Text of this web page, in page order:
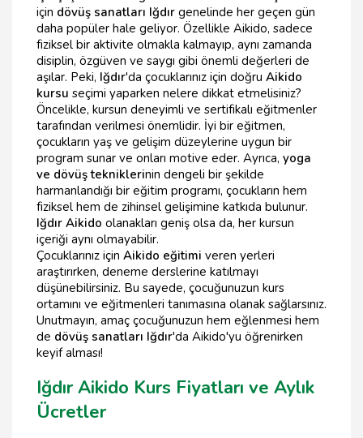
için dövüş sanatları Iğdır genelinde her geçen gün
daha popüler hale geliyor. Özellikle Aikido, sadece
fiziksel bir aktivite olmakla kalmayıp, aynı zamanda
disiplin, özgüven ve saygı gibi önemli değerleri de
aşılar. Peki, Iğdır'da çocuklarınız için doğru Aikido
kursu seçimi yaparken nelere dikkat etmelisiniz?
Öncelikle, kursun deneyimli ve sertifikalı eğitmenler
tarafından verilmesi önemlidir. İyi bir eğitmen,
çocukların yaş ve gelişim düzeylerine uygun bir
program sunar ve onları motive eder. Ayrıca, yoga
ve dövüş tekniklerinin dengeli bir şekilde
harmanlandığı bir eğitim programı, çocukların hem
fiziksel hem de zihinsel gelişimine katkıda bulunur.
Iğdır Aikido olanakları geniş olsa da, her kursun
içeriği aynı olmayabilir.
Çocuklarınız için Aikido eğitimi veren yerleri
araştırırken, deneme derslerine katılmayı
düşünebilirsiniz. Bu sayede, çocuğunuzun kurs
ortamını ve eğitmenleri tanımasına olanak sağlarsınız.
Unutmayın, amaç çocuğunuzun hem eğlenmesi hem
de dövüş sanatları Iğdır'da Aikido'yu öğrenirken
keyif alması!
Iğdır Aikido Kurs Fiyatları ve Aylık
Ücretler